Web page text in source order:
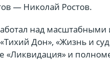
— Николай Ростов.
над
Дон», «Жизнь и
«Ликвидация» и